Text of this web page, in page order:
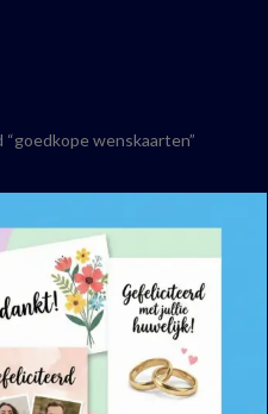
wenskaarten”